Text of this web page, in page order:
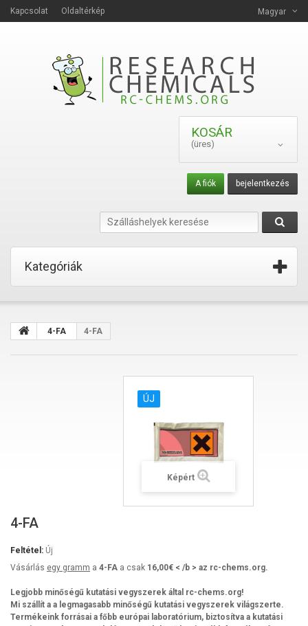
Magyar
Kapcsolat Oldaltérkép
KOSÁR
(üres)
bejelentkezés
A fiók
Kategóriák
4-FA 4-FA
ÚJ
Képért
4-FA
Feltétel: Új
Vásárlás egy gramm a 4-FA a csak 16,00€ < /b > az rc-chems.org.
Legjobb minőségű kutatási vegyszerek által rc-chems.org!
Mi szállít a a legmagasabb minőségű kutatási vegyszerek világszerte.
Termékeink forrásai a főbb európai laboratórium, biztosítva a kutatási